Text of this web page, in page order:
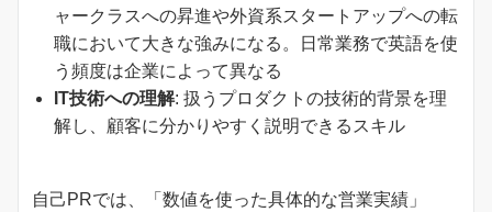
ャークラスへの昇進や外資系スタートアップへの転
職において大きな強みになる。日常業務で英語を使
う頻度は企業によって異なる
IT技術への理解: 扱うプロダクトの技術的背景を理
解し、顧客に分かりやすく説明できるスキル
自己PRでは、「数値を使った具体的な営業実績」